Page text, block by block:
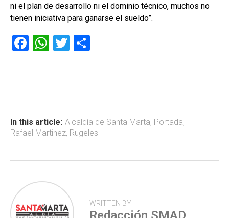
ni el plan de desarrollo ni el dominio técnico, muchos no
tienen iniciativa para ganarse el sueldo”.
F
ok
W
p
p
T
tir
In this article: Alcaldía de Santa Marta, Portada,
Rafael Martinez, Rugeles
WRITTEN BY